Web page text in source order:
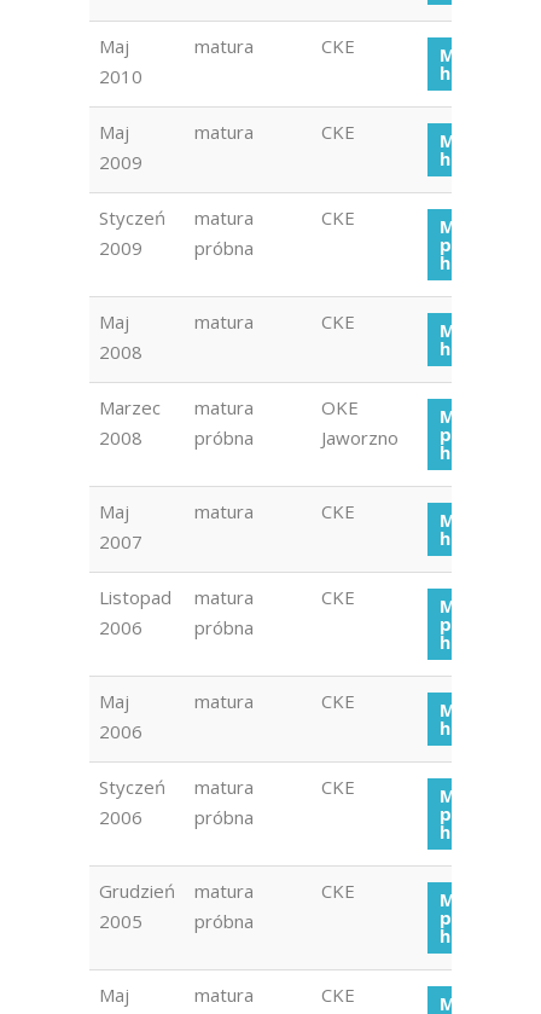
Maj
2010
matura CKE Matura
historia
Maj
2009
matura CKE Matura
historia
Styczeń
2009
matura
próbna
CKE Matura
próbna
historia
Maj
2008
matura CKE Matura
historia
Marzec
2008
matura
próbna
OKE
Jaworzno
Matura
próbna
historia
Maj
2007
matura CKE Matura
historia
Listopad
2006
matura
próbna
CKE Matura
próbna
historia
Maj
2006
matura CKE Matura
historia
Styczeń
2006
matura
próbna
CKE Matura
próbna
historia
Grudzień
2005
matura
próbna
CKE Matura
próbna
historia
Maj
matura CKE Matura